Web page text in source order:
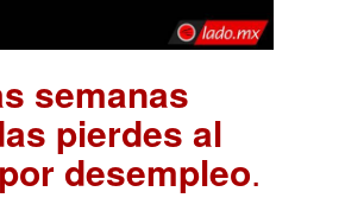
semanas
pierdes al
desempleo.